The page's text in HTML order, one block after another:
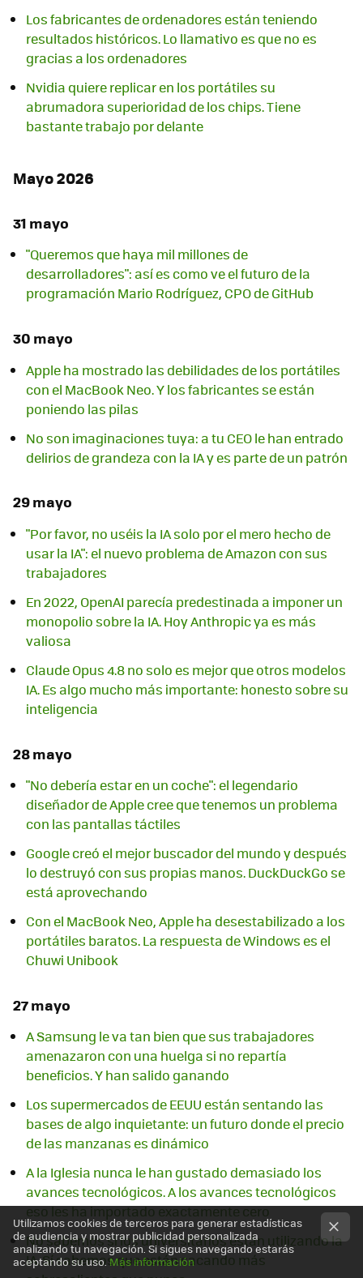
Los fabricantes de ordenadores están teniendo
resultados históricos. Lo llamativo es que no es
gracias a los ordenadores
Nvidia quiere replicar en los portátiles su
abrumadora superioridad de los chips. Tiene
bastante trabajo por delante
Mayo 2026
31 mayo
"Queremos que haya mil millones de
desarrolladores": así es como ve el futuro de la
programación Mario Rodríguez, CPO de GitHub
30 mayo
Apple ha mostrado las debilidades de los portátiles
con el MacBook Neo. Y los fabricantes se están
poniendo las pilas
No son imaginaciones tuya: a tu CEO le han entrado
delirios de grandeza con la IA y es parte de un patrón
29 mayo
"Por favor, no uséis la IA solo por el mero hecho de
usar la IA": el nuevo problema de Amazon con sus
trabajadores
En 2022, OpenAI parecía predestinada a imponer un
monopolio sobre la IA. Hoy Anthropic ya es más
valiosa
Claude Opus 4.8 no solo es mejor que otros modelos
IA. Es algo mucho más importante: honesto sobre su
inteligencia
28 mayo
"No debería estar en un coche": el legendario
diseñador de Apple cree que tenemos un problema
con las pantallas táctiles
Google creó el mejor buscador del mundo y después
lo destruyó con sus propias manos. DuckDuckGo se
está aprovechando
Con el MacBook Neo, Apple ha desestabilizado a los
portátiles baratos. La respuesta de Windows es el
Chuwi Unibook
27 mayo
A Samsung le va tan bien que sus trabajadores
amenazaron con una huelga si no repartía
beneficios. Y han salido ganando
Los supermercados de EEUU están sentando las
bases de algo inquietante: un futuro donde el precio
de las manzanas es dinámico
A la Iglesia nunca le han gustado demasiado los
avances tecnológicos. A los avances tecnológicos
eso les ha importado exactamente cero
No sabemos si los universitarios están utilizando la
IA. Sí sabemos que están sacando más
Utilizamos cookies de terceros para generar estadísticas
de audiencia y mostrar publicidad personalizada
analizando tu navegación. Si sigues navegando estarás
aceptando su uso.Más información